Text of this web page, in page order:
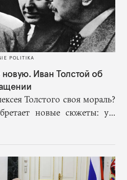
POLITIKA
новую. Иван Толстой об
Толстого своя мораль?
новые сюжеты: уж
старые.